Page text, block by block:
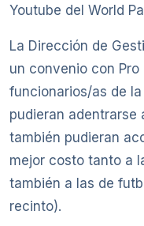
Youtube del World
La Dirección de
un convenio con Pro
funcionarios/as de la
pudieran adentrarse
también pudieran
mejor costo tanto a
también a las de
recinto).